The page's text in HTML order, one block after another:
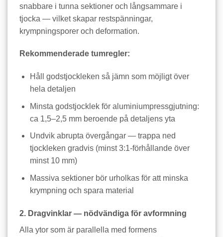
snabbare i tunna sektioner och långsammare i
tjocka — vilket skapar restspänningar,
krympningsporer och deformation.
Rekommenderade tumregler:
Håll godstjockleken så jämn som möjligt över
hela detaljen
Minsta godstjocklek för aluminiumpressgjutning:
ca 1,5–2,5 mm beroende på detaljens yta
Undvik abrupta övergångar — trappa ned
tjockleken gradvis (minst 3:1-förhållande över
minst 10 mm)
Massiva sektioner bör urholkas för att minska
krympning och spara material
2. Dragvinklar — nödvändiga för avformning
Alla ytor som är parallella med formens